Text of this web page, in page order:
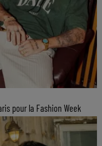
pour la Fashion Week